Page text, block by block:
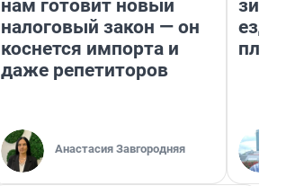
нам готовит новый
налоговый закон — он
коснется импорта и
даже репетиторов
Анастасия Завгородняя
ездит